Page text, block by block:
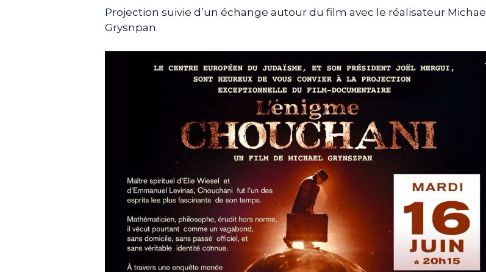
Projection suivie d’un échange autour du film avec le réalisateur Michael
Grysnpan.